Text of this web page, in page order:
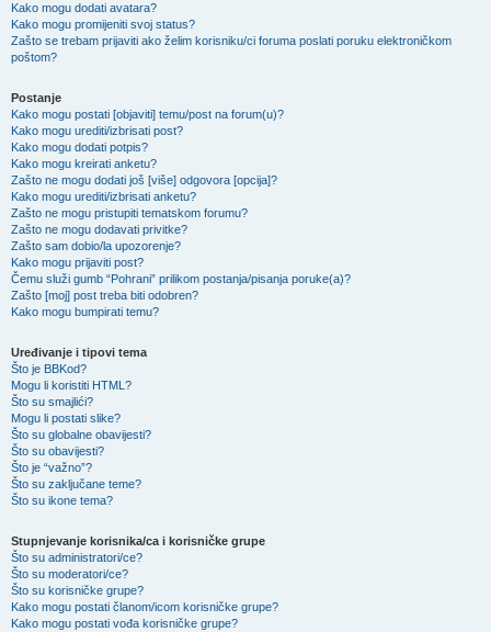
Kako mogu dodati avatara?
Kako mogu promijeniti svoj status?
Zašto se trebam prijaviti ako želim korisniku/ci foruma poslati poruku elektroničkom
poštom?
Postanje
Kako mogu postati [objaviti] temu/post na forum(u)?
Kako mogu urediti/izbrisati post?
Kako mogu dodati potpis?
Kako mogu kreirati anketu?
Zašto ne mogu dodati još [više] odgovora [opcija]?
Kako mogu urediti/izbrisati anketu?
Zašto ne mogu pristupiti tematskom forumu?
Zašto ne mogu dodavati privitke?
Zašto sam dobio/la upozorenje?
Kako mogu prijaviti post?
Čemu služi gumb “Pohrani” prilikom postanja/pisanja poruke(a)?
Zašto [moj] post treba biti odobren?
Kako mogu bumpirati temu?
Uređivanje i tipovi tema
Što je BBKod?
Mogu li koristiti HTML?
Što su smajlići?
Mogu li postati slike?
Što su globalne obavijesti?
Što su obavijesti?
Što je “važno”?
Što su zaključane teme?
Što su ikone tema?
Stupnjevanje korisnika/ca i korisničke grupe
Što su administratori/ce?
Što su moderatori/ce?
Što su korisničke grupe?
Kako mogu postati članom/icom korisničke grupe?
Kako mogu postati vođa korisničke grupe?